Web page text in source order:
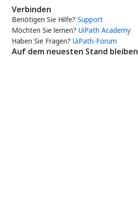
Verbinden
Benötigen Sie Hilfe? Support
Möchten Sie lernen? UiPath Academy
Haben Sie Fragen? UiPath-Forum
Auf dem neuesten Stand bleiben